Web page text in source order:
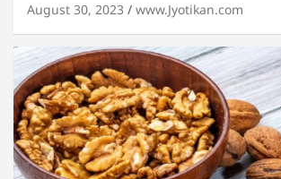
August 30, 2023 www.Jyotikan.com